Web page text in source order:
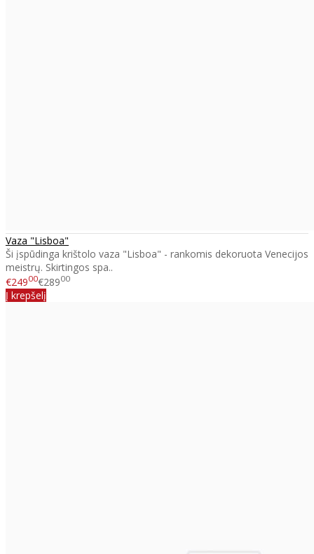
Vaza "Lisboa"
Ši įspūdinga krištolo vaza "Lisboa" - rankomis dekoruota Venecijos
meistrų. Skirtingos spa..
€24900€28900
Į krepšelį